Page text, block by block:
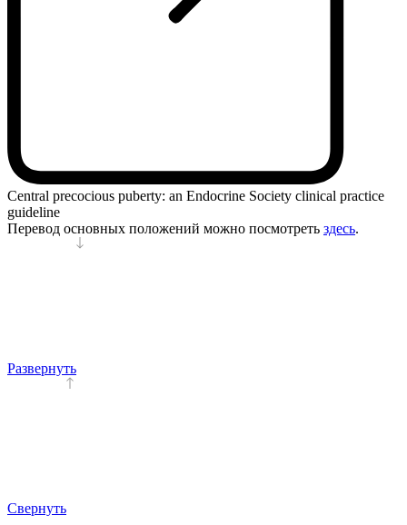
Central precocious puberty: an Endocrine Society clinical practice
guideline
Перевод основных положений можно посмотреть здесь.
Развернуть
Свернуть